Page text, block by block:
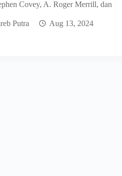
Covey, A. Roger Merrill, dan
Putra
Aug 13, 2024